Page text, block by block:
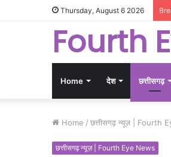
Thursday, August 6 2026
Fourth
Home देश छत्तीसगढ़
Home / छत्तीसगढ़ न्यूज़ | Fourth
छत्तीसगढ़ न्यूज़ | Fourth Eye News